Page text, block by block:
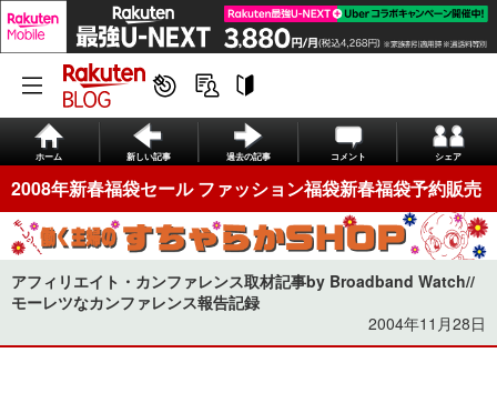
ホーム 新しい記事 過去の記事 コメント シェア
2008年新春福袋セール ファッション福袋新春福袋予約販売
アフィリエイト・カンファレンス取材記事by Broadband Watch//
モーレツなカンファレンス報告記録
2004年11月28日